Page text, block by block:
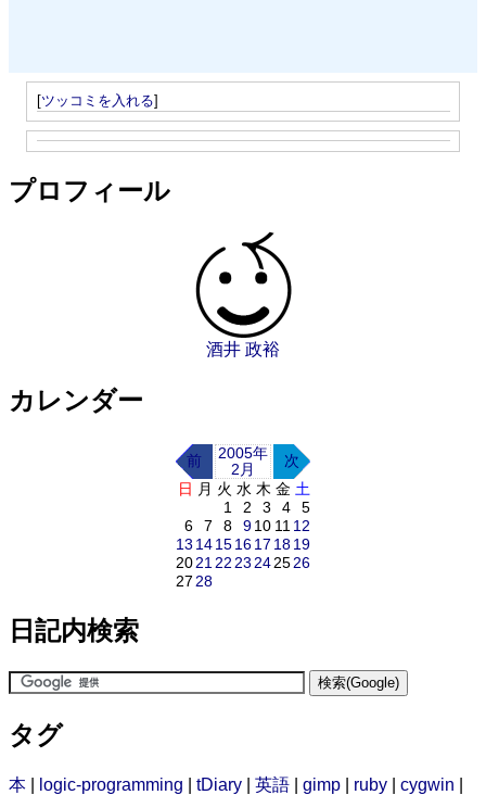
[ツッコミを入れる]
プロフィール
酒井 政裕
カレンダー
前
2005年
2月
次
日 月 火 水 木 金 土
1
2 3 4
5
6
7 8 910 11 12
13 14151617 1819
2021 22 23 242526
27 28
日記内検索
タグ
本 logic-programming tDiary 英語 gimp ruby cygwin